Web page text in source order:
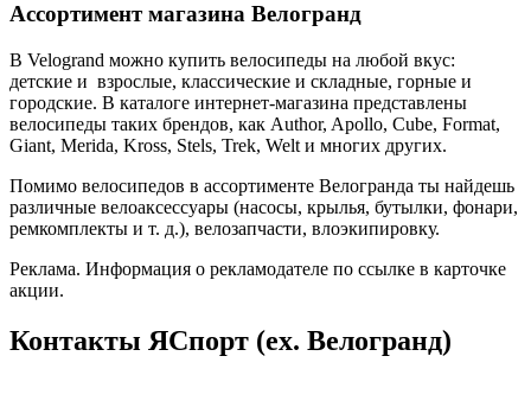
Ассортимент магазина Велогранд
В Velogrand можно купить велосипеды на любой вкус:
детские и взрослые, классические и складные, горные и
городские. В каталоге интернет-магазина представлены
велосипеды таких брендов, как Author, Apollo, Cube, Format,
Giant, Merida, Kross, Stels, Trek, Welt и многих других.
Помимо велосипедов в ассортименте Велогранда ты найдешь
различные велоаксессуары (насосы, крылья, бутылки, фонари,
ремкомплекты и т. д.), велозапчасти, влоэкипировку.
Реклама. Информация о рекламодателе по ссылке в карточке
акции.
Контакты ЯСпорт (ex. Велогранд)